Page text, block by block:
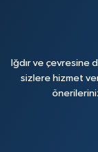
Iğdır ve çevresine
sizlere hizmet